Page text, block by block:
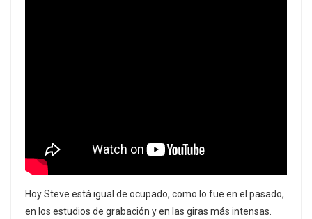
Hoy Steve está igual de ocupado, como lo fue en el pasado,
en los estudios de grabación y en las giras más intensas.